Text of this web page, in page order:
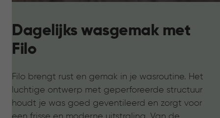
Dagelijks wasgemak met
Filo
Filo brengt rust en gemak in je wasroutine. Het
luchtige ontwerp met geperforeerde structuur
houdt je was goed geventileerd en zorgt voor